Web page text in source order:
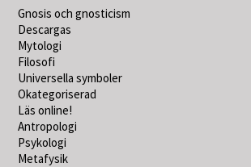
Gnosis och gnosticism
Descargas
Mytologi
Filosofi
Universella symboler
Okategoriserad
Läs online!
Antropologi
Psykologi
Metafysik